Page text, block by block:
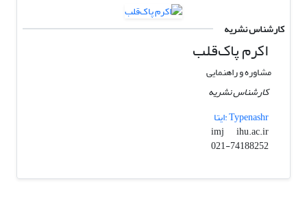
کارشناس نشریه
اکرم پاک‌قلب
مشاوره و راهنمایی
کارشناس نشریه
ایتا: Typenashr
imj
ihu.ac.ir
021-74188252